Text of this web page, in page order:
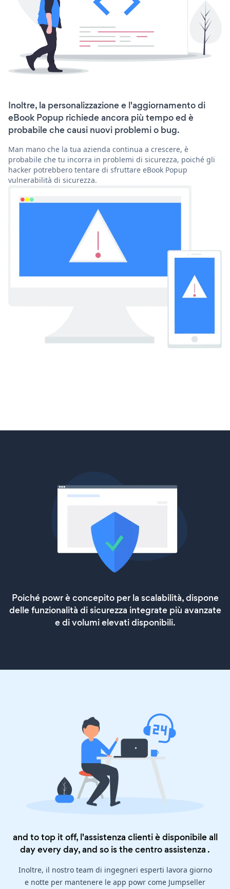
Inoltre, la personalizzazione e l'aggiornamento di
eBook Popup richiede ancora più tempo ed è
probabile che causi nuovi problemi o bug.
Man mano che la tua azienda continua a crescere, è
probabile che tu incorra in problemi di sicurezza, poiché gli
hacker potrebbero tentare di sfruttare eBook Popup
vulnerabilità di sicurezza.
Poiché powr è concepito per la scalabilità, dispone
delle funzionalità di sicurezza integrate più avanzate
e di volumi elevati disponibili.
and to top it off, l'assistenza clienti è disponibile all
day every day, and so is thecentro assistenza .
Inoltre, il nostro team di ingegneri esperti lavora giorno
e notte per mantenere le app powr come Jumpseller